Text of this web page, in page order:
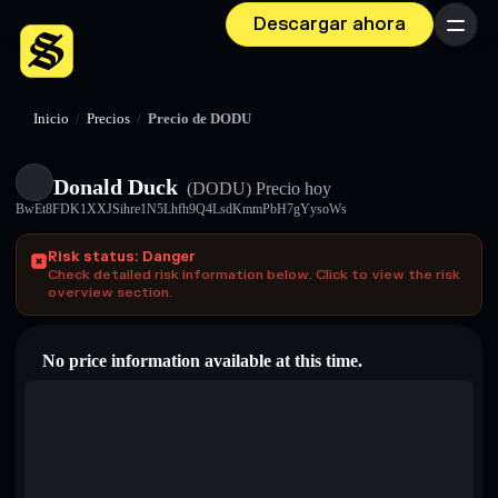
Descargar ahora Menú
Inicio / Precios / Precio de DODU
Donald Duck (DODU) Precio hoy
BwEt8FDK1XXJSihre1N5Lhfh9Q4LsdKmmPbH7gYysoWs
Risk status: Danger
Check detailed risk information below. Click to view the risk
overview section.
No price information available at this time.